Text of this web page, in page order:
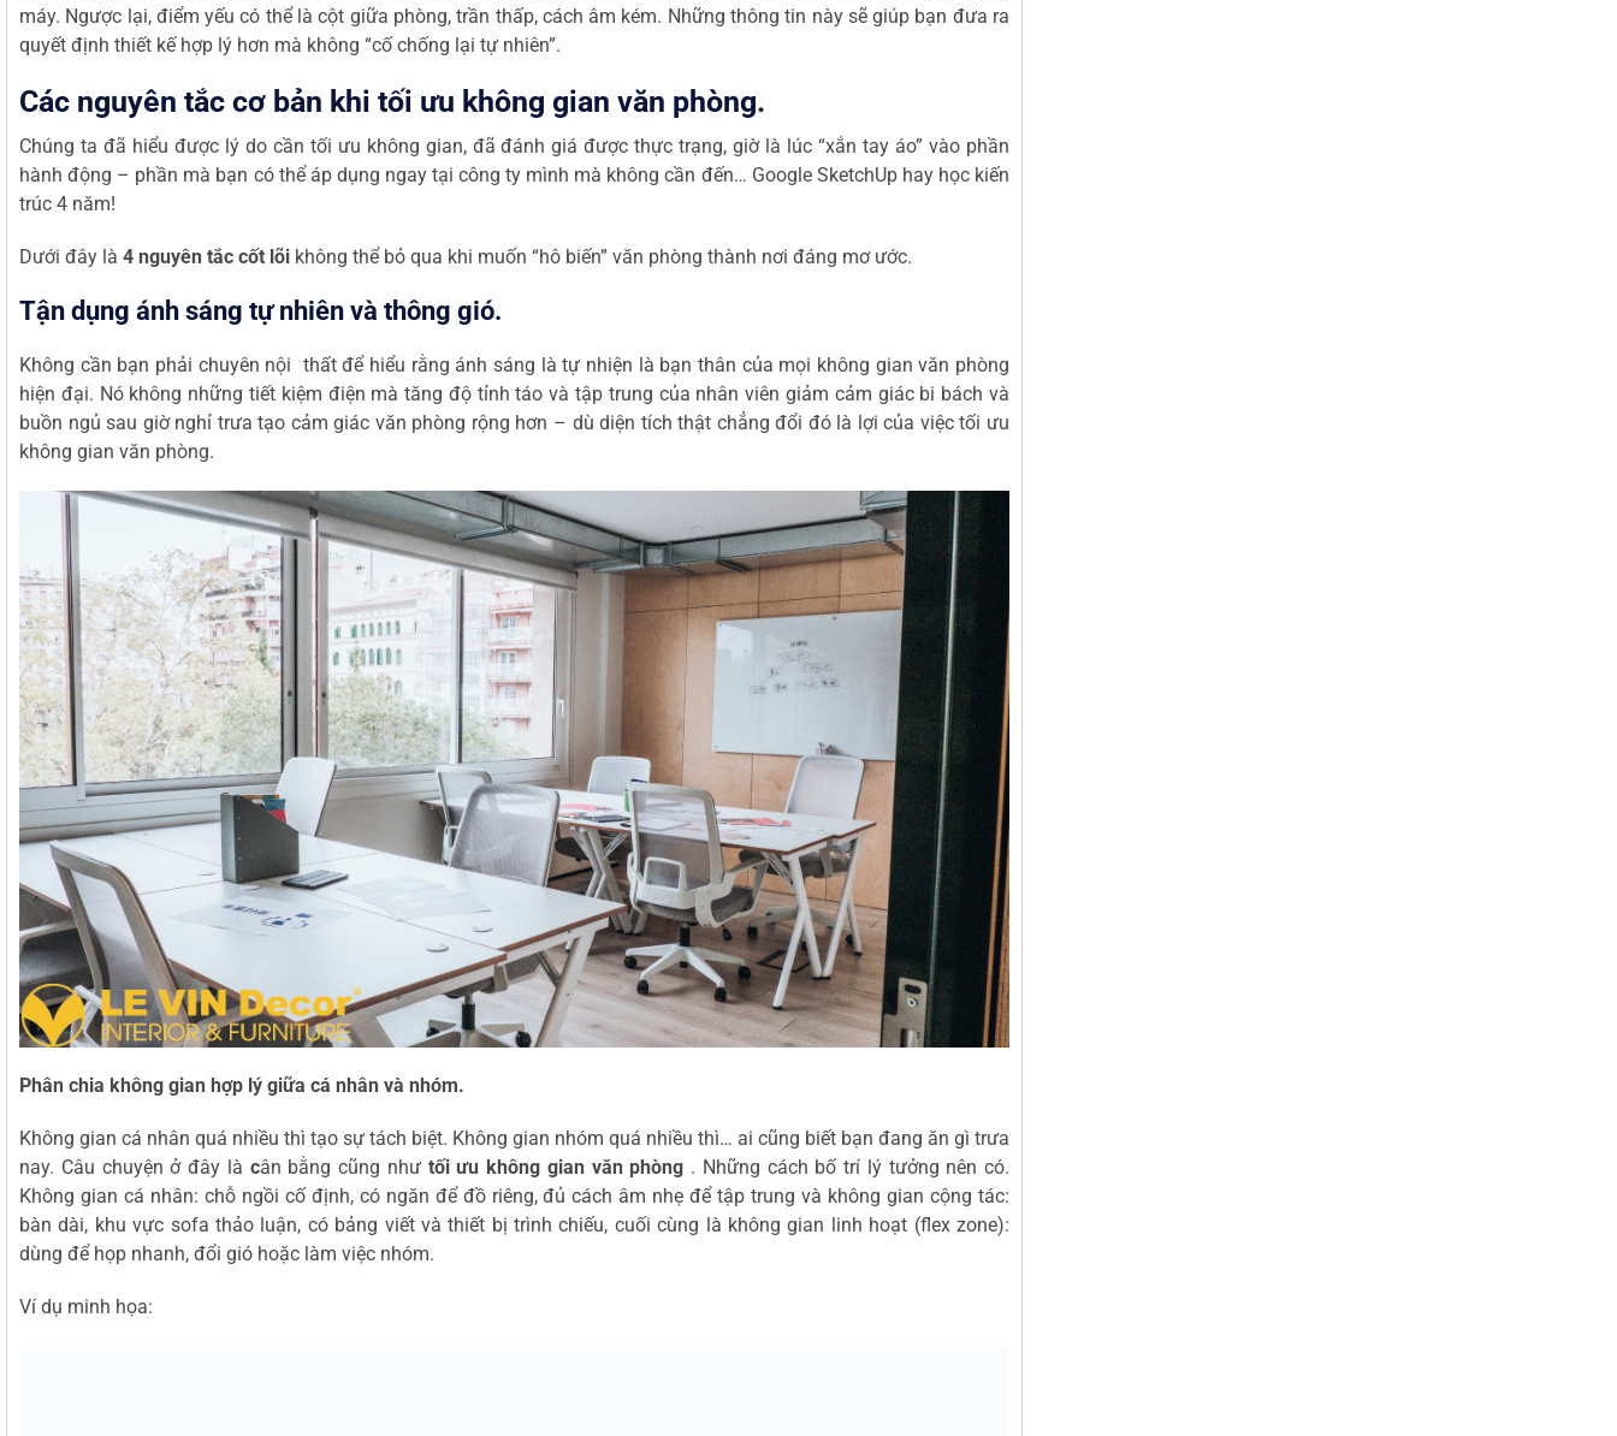
máy. Ngược lại, điểm yếu có thể là cột giữa phòng, trần thấp, cách âm kém. Những thông tin này sẽ giúp bạn đưa ra
quyết định thiết kế hợp lý hơn mà không “cố chống lại tự nhiên”.
Các nguyên tắc cơ bản khi tối ưu không gian văn phòng.
Chúng ta đã hiểu được lý do cần tối ưu không gian, đã đánh giá được thực trạng, giờ là lúc “xắn tay áo” vào phần
hành động – phần mà bạn có thể áp dụng ngay tại công ty mình mà không cần đến… Google SketchUp hay học kiến
trúc 4 năm!
Dưới đây là 4 nguyên tắc cốt lõi không thể bỏ qua khi muốn “hô biến” văn phòng thành nơi đáng mơ ước.
Tận dụng ánh sáng tự nhiên và thông gió.
Không cần bạn phải chuyên nội thất để hiểu rằng ánh sáng là tự nhiện là bạn thân của mọi không gian văn phòng
hiện đại. Nó không những tiết kiệm điện mà tăng độ tỉnh táo và tập trung của nhân viên giảm cảm giác bi bách và
buồn ngủ sau giờ nghỉ trưatạo cảm giác văn phòng rộng hơn – dù diện tích thật chẳng đổi đó là lợi của việc tối ưu
không gian văn phòng.
Phân chia không gian hợp lý giữa cá nhân và nhóm.
Không gian cá nhân quá nhiều thì tạo sự tách biệt. Không gian nhóm quá nhiều thì… ai cũng biết bạn đang ăn gì trưa
nay. Câu chuyện ở đây là cân bằng cũng nhưtối ưu không gian văn phòng . Những cách bố trí lý tưởng nên có.
Không gian cá nhân: chỗ ngồi cố định, có ngăn để đồ riêng, đủ cách âm nhẹ để tập trung và không gian cộng tác:
bàn dài, khu vực sofa thảo luận, có bảng viết và thiết bị trình chiếu, cuối cùng là không gian linh hoạt (flex zone):
dùng để họp nhanh, đổi gió hoặc làm việc nhóm.
Ví dụ minh họa: